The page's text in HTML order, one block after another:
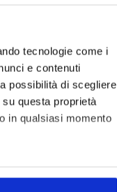
tecnologie come i
e contenuti
possibilità di scegliere
questa proprietà
in qualsiasi momento